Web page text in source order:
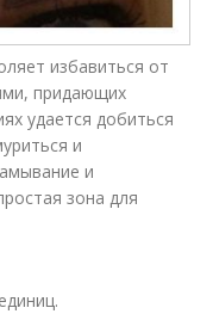
избавиться от
придающих
удается добиться
и
и
зона для